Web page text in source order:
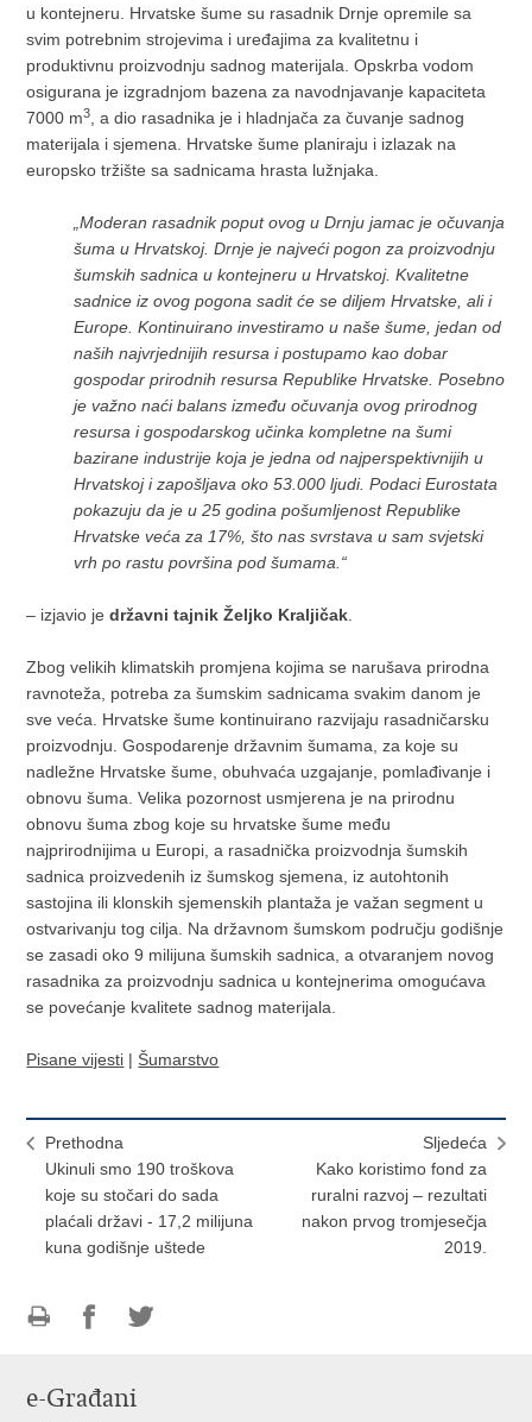
u kontejneru. Hrvatske šume su rasadnik Drnje opremile sa
svim potrebnim strojevima i uređajima za kvalitetnu i
produktivnu proizvodnju sadnog materijala. Opskrba vodom
osigurana je izgradnjom bazena za navodnjavanje kapaciteta
7000 m3
, a dio rasadnika je i hladnjača za čuvanje sadnog
materijala i sjemena. Hrvatske šume planiraju i izlazak na
europsko tržište sa sadnicama hrasta lužnjaka.
„Moderan rasadnik poput ovog u Drnju jamac je očuvanja
šuma u Hrvatskoj. Drnje je najveći pogon za proizvodnju
šumskih sadnica u kontejneru u Hrvatskoj. Kvalitetne
sadnice iz ovog pogona sadit će se diljem Hrvatske, ali i
Europe. Kontinuirano investiramo u naše šume, jedan od
naših najvrjednijih resursa i postupamo kao dobar
gospodar prirodnih resursa Republike Hrvatske. Posebno
je važno naći balans između očuvanja ovog prirodnog
resursa i gospodarskog učinka kompletne na šumi
bazirane industrije koja je jedna od najperspektivnijih u
Hrvatskoj i zapošljava oko 53.000 ljudi. Podaci Eurostata
pokazuju da je u 25 godina pošumljenost Republike
Hrvatske veća za 17%, što nas svrstava u sam svjetski
vrh po rastu površina pod šumama.“
– izjavio jedržavni tajnik Željko Kraljičak
Zbog velikih klimatskih promjena kojima se narušava prirodna
ravnoteža, potreba za šumskim sadnicama svakim danom je
sve veća. Hrvatske šume kontinuirano razvijaju rasadničarsku
proizvodnju. Gospodarenje državnim šumama, za koje su
nadležne Hrvatske šume, obuhvaća uzgajanje, pomlađivanje i
obnovu šuma. Velika pozornost usmjerena je na prirodnu
obnovu šuma zbog koje su hrvatske šume među
najprirodnijima u Europi, a rasadnička proizvodnja šumskih
sadnica proizvedenih iz šumskog sjemena, iz autohtonih
sastojina ili klonskih sjemenskih plantaža je važan segment u
ostvarivanju tog cilja. Na državnom šumskom području godišnje
se zasadi oko 9 milijuna šumskih sadnica, a otvaranjem novog
rasadnika za proizvodnju sadnica u kontejnerima omogućava
se povećanje kvalitete sadnog materijala.
Pisane vijesti | Šumarstvo
Prethodna
Ukinuli smo 190 troškova
koje su stočari do sada
plaćali državi - 17,2 milijuna
kuna godišnje uštede
Sljedeća
Kako koristimo fond za
ruralni razvoj – rezultati
nakon prvog tromjesečja
2019.
FacebookuTwitteru
e-Građani